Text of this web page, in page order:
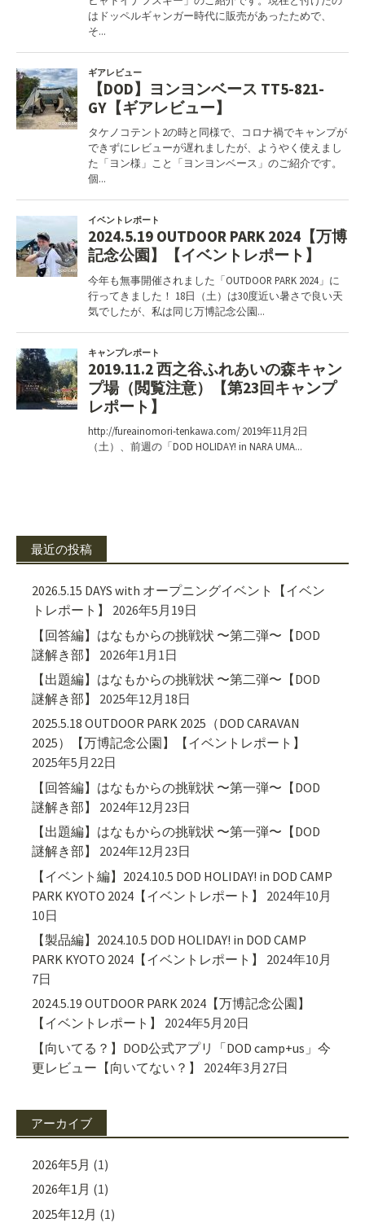
最近の投稿
2026.5.15 DAYS with オープニングイベント【イベン
トレポート】
2026年5月19日
【回答編】はなもからの挑戦状 〜第二弾〜【DOD
謎解き部】
2026年1月1日
【出題編】はなもからの挑戦状 〜第二弾〜【DOD
謎解き部】
2025年12月18日
2025.5.18 OUTDOOR PARK 2025（DOD CARAVAN
2025）【万博記念公園】【イベントレポート】
2025年5月22日
【回答編】はなもからの挑戦状 〜第一弾〜【DOD
謎解き部】
2024年12月23日
【出題編】はなもからの挑戦状 〜第一弾〜【DOD
謎解き部】
2024年12月23日
【イベント編】2024.10.5 DOD HOLIDAY! in DOD CAMP
PARK KYOTO 2024【イベントレポート】
2024年10月
10日
【製品編】2024.10.5 DOD HOLIDAY! in DOD CAMP
PARK KYOTO 2024【イベントレポート】
2024年10月
7日
2024.5.19 OUTDOOR PARK 2024【万博記念公園】
【イベントレポート】
2024年5月20日
【向いてる？】DOD公式アプリ「DOD camp+us」今
更レビュー【向いてない？】
2024年3月27日
アーカイブ
2026年5月 (1)
2026年1月 (1)
2025年12月 (1)